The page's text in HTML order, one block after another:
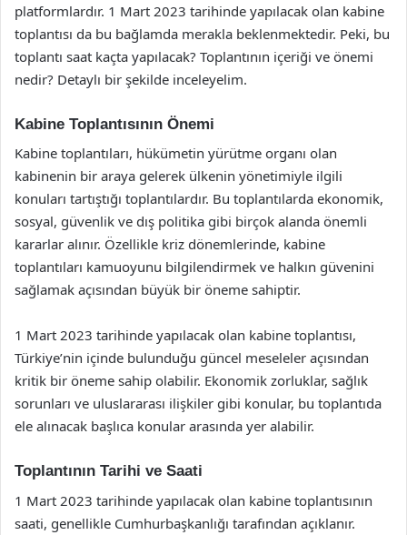
platformlardır. 1 Mart 2023 tarihinde yapılacak olan kabine
toplantısı da bu bağlamda merakla beklenmektedir. Peki, bu
toplantı saat kaçta yapılacak? Toplantının içeriği ve önemi
nedir? Detaylı bir şekilde inceleyelim.
Kabine Toplantısının Önemi
Kabine toplantıları, hükümetin yürütme organı olan
kabinenin bir araya gelerek ülkenin yönetimiyle ilgili
konuları tartıştığı toplantılardır. Bu toplantılarda ekonomik,
sosyal, güvenlik ve dış politika gibi birçok alanda önemli
kararlar alınır. Özellikle kriz dönemlerinde, kabine
toplantıları kamuoyunu bilgilendirmek ve halkın güvenini
sağlamak açısından büyük bir öneme sahiptir.
1 Mart 2023 tarihinde yapılacak olan kabine toplantısı,
Türkiye’nin içinde bulunduğu güncel meseleler açısından
kritik bir öneme sahip olabilir. Ekonomik zorluklar, sağlık
sorunları ve uluslararası ilişkiler gibi konular, bu toplantıda
ele alınacak başlıca konular arasında yer alabilir.
Toplantının Tarihi ve Saati
1 Mart 2023 tarihinde yapılacak olan kabine toplantısının
saati, genellikle Cumhurbaşkanlığı tarafından açıklanır.